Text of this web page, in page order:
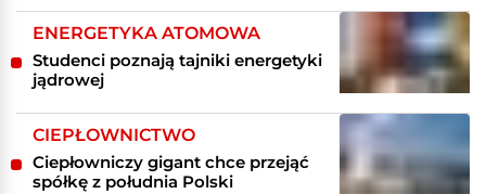
ENERGETYKA ATOMOWA
Studenci poznają tajniki energetyki
jądrowej
CIEPŁOWNICTWO
Ciepłowniczy gigant chce przejąć
spółkę z południa Polski